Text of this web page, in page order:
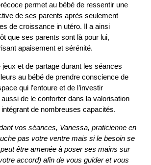
permet au bébé de ressentir une
de ses parents après seulement
de croissance in utéro. Il a ainsi
que ses parents sont là pour lui,
apaisement et sérénité.
et de partage durant les séances
au bébé de prendre conscience de
qui l’entoure et de l’investir
de le conforter dans la valorisation
de nombreuses capacités.
vos séances, Vanessa, praticienne en
pas votre ventre mais si le besoin se
être amenée à poser ses mains sur
accord) afin de vous guider et vous